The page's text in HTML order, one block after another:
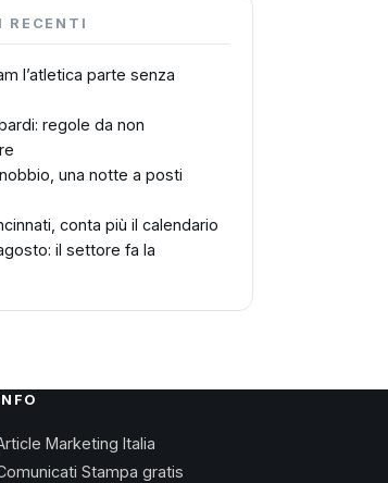
RECENTI
l’atletica parte senza
regole da non
una notte a posti
conta più il calendario
il settore fa la
Marketing Italia
Stampa gratis